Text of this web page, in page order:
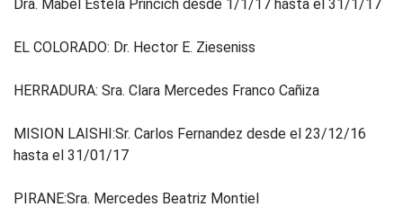
Dra. Mabel Estela Princich desde 1/1/17 hasta el 31/1/17
EL COLORADO: Dr. Hector E. Zieseniss
HERRADURA: Sra. Clara Mercedes Franco Cañiza
MISION LAISHI:Sr. Carlos Fernandez desde el 23/12/16
hasta el 31/01/17
PIRANE:Sra. Mercedes Beatriz Montiel